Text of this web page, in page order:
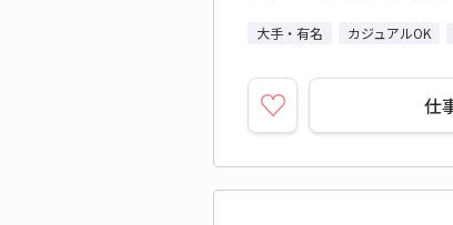
大手・有名 カジュアルOK
仕